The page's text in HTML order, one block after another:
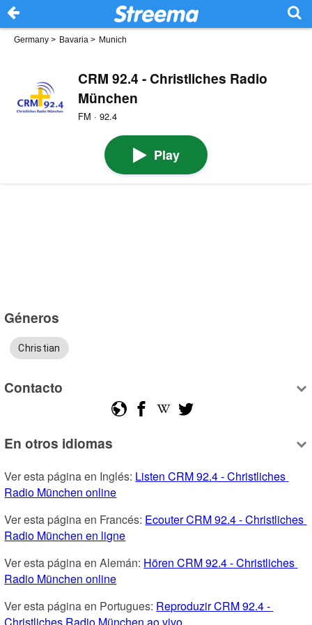
Germany > Bavaria > Munich
CRM 92.4 - Christliches Radio
München
FM · 92.4
Play
Géneros
Christian
Contacto
En otros idiomas
Ver esta página en Inglés: Listen CRM 92.4 - Christliches
Radio München online
Ver esta página en Francés: Ecouter CRM 92.4 - Christliches
Radio München en ligne
Ver esta página en Alemán: Hören CRM 92.4 - Christliches
Radio München online
Ver esta página en Portugues: Reproduzir CRM 92.4 -
Christliches Radio München ao vivo